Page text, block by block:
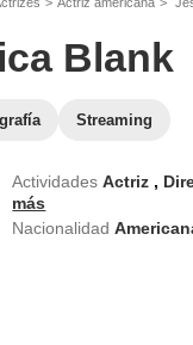
Blank
Streaming
ActividadesActriz ,
más
Nacionalidad